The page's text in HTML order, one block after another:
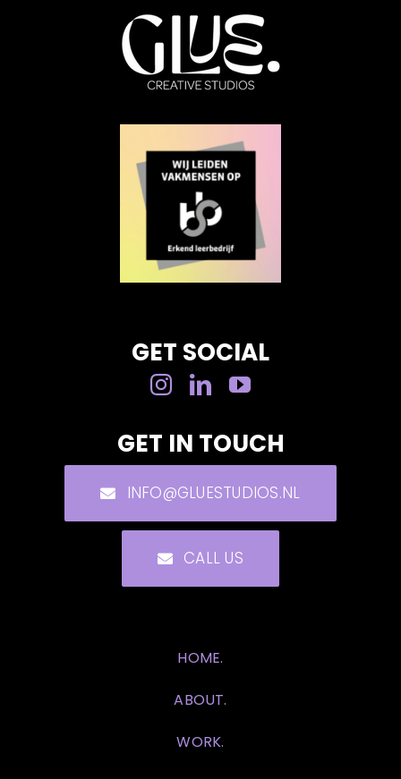
GET SOCIAL
GET IN TOUCH
INFO@GLUESTUDIOS.NL
CALL US
HOME.
ABOUT.
WORK.